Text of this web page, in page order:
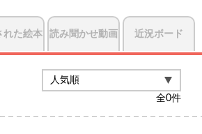
れた絵本 読み聞かせ動画 近況ボード
全0件